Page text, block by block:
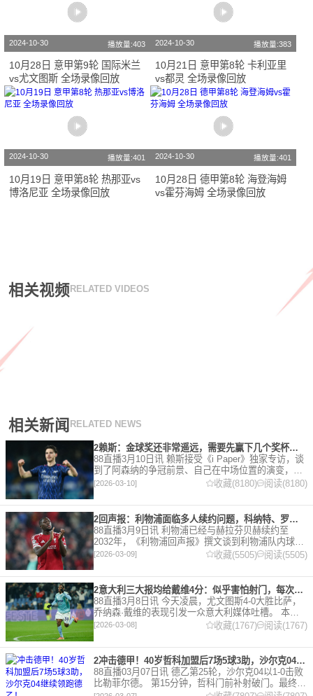
2024-10-30 播放量:403
10月28日 意甲第9轮 国际米兰
vs尤文图斯 全场录像回放
2024-10-30 播放量:383
10月21日 意甲第8轮 卡利亚里
vs都灵 全场录像回放
2024-10-30 播放量:401
10月19日 意甲第8轮 热那亚vs
博洛尼亚 全场录像回放
2024-10-30 播放量:401
10月28日 德甲第8轮 海登海姆
vs霍芬海姆 全场录像回放
相关视频 RELATED VIDEOS
相关新闻 RELATED NEWS
2赖斯：金球奖还非常遥远，需要先赢下几个奖杯，专注当下好好踢球
88直播3月10日讯 赖斯接受《i Paper》独家专访，谈
到了阿森纳的争冠前景、自己在中场位置的演变，以
及对自己被提名金球奖的看法。 任意球 赖斯：“我们
有一项非常擅长的技能——这背后付出了巨大努力
[2026-03-10] 收藏(8180) 阅读(8180)
2回声报：利物浦面临多人续约问题，科纳特、罗伯逊合同今夏到期
88直播3月9日讯 利物浦已经与赫拉芬贝赫续约至
2032年，《利物浦回声报》撰文谈到利物浦队内球员
的合同情况，文章表示，利物浦多位球员面临合同问
题。 对于利物浦来说，科纳特的合同将在本赛季末到
期，俱乐
[2026-03-09] 收藏(5505) 阅读(5505)
2意大利三大报均给戴维4分：似乎害怕射门，每次触球球迷都叹息
88直播3月8日讯 今天凌晨，尤文图斯4-0大胜比萨，
乔纳森·戴维的表现引发一众意大利媒体吐槽。 本场
比赛，戴维半场就被换下，赛后，《米兰体育报》、
《罗马体育报》和《都灵体育报》三大报都给戴维打
出4分
[2026-03-08] 收藏(1767) 阅读(1767)
2冲击德甲！40岁哲科加盟后7场5球3助，沙尔克04继续领跑德乙！
88直播03月07日讯 德乙第25轮，沙尔克04以1-0击败
比勒菲尔德。 第15分钟，哲科门前补射破门。最终凭